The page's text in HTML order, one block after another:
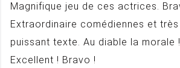
Magnifique jeu de ces actrices.
Extraordinaire comédiennes et
puissant texte. Au diable la morale
Excellent ! Bravo !